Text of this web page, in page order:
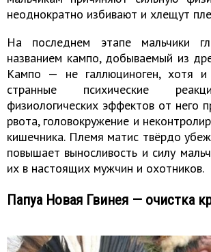
неоднократно избивают и хлещут
На последнем этапе мальчики
названием кампо, добываемый из
Кампо — не галлюциноген, хотя
странные психические
физиологических эффектов от него
рвота, головокружение и
кишечника. Племя матис твёрдо
повышает выносливость и силу
их в настоящих мужчин и охотников.
Папуа Новая Гвинея — очистка